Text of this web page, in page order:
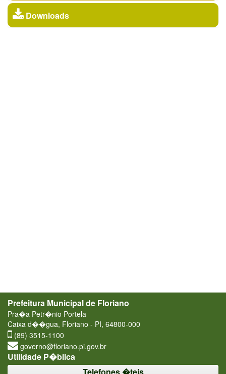
Downloads
Prefeitura Municipal de Floriano
Pra�a Petr�nio Portela
Caixa d��gua, Floriano - PI, 64800-000
(89) 3515-1100
governo@floriano.pi.gov.br
Utilidade P�blica